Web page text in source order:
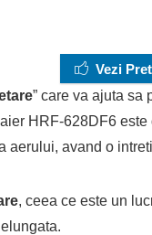
Vezi
” care va ajuta sa
HRF-628DF6 este
aerului, avand o
, ceea ce este un